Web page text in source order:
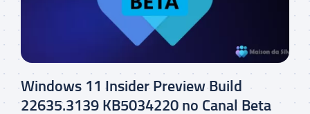
Windows 11 Insider Preview Build
22635.3139 KB5034220 no Canal Beta